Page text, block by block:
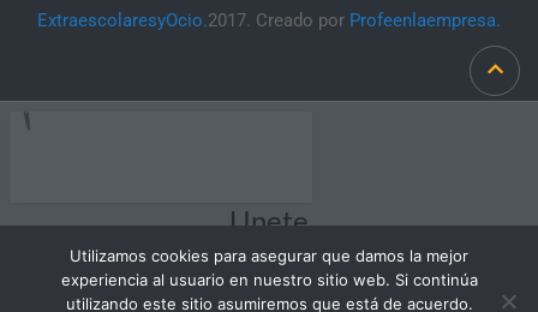
ExtraescolaresyOcio.2017. Creado por Profeenlaempresa.
Unete
Utilizamos cookies para asegurar que damos la mejor
experiencia al usuario en nuestro sitio web. Si continúa
utilizando este sitio asumiremos que está de acuerdo.